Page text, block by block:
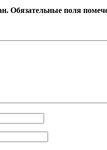
Обязательные поля